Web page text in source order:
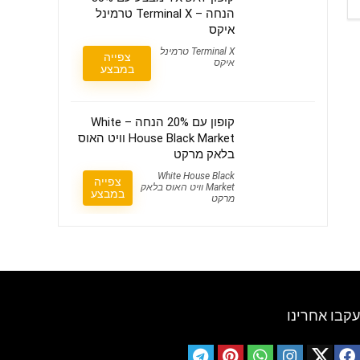
הנחה – Terminal X טרמינל
איקס
Terminal X טרמינל
איקס
צפייה
במבצע
קופון עם 20% הנחה – White
House Black Market וויט האוס
בלאק מרקט
White House Black
Market וויט האוס בלאק
מרקט
צפייה
במבצע
עקבו אחרינו